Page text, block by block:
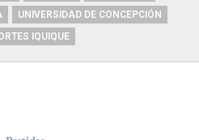
UNIVERSIDAD DE CONCEPCIÓN
IQUIQUE